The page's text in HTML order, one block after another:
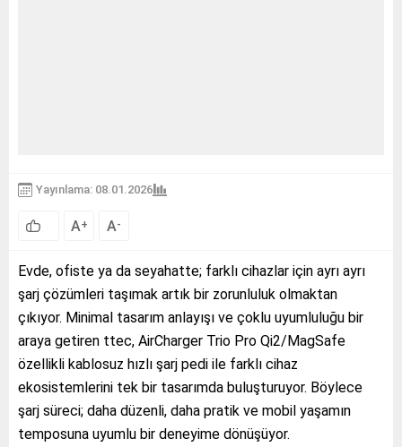
Yayınlama: 08.01.2026
A+ A-
Evde, ofiste ya da seyahatte; farklı cihazlar için ayrı ayrı
şarj çözümleri taşımak artık bir zorunluluk olmaktan
çıkıyor. Minimal tasarım anlayışı ve çoklu uyumluluğu bir
araya getiren ttec, AirCharger Trio Pro Qi2/MagSafe
özellikli kablosuz hızlı şarj pedi ile farklı cihaz
ekosistemlerini tek bir tasarımda buluşturuyor. Böylece
şarj süreci; daha düzenli, daha pratik ve mobil yaşamın
temposuna uyumlu bir deneyime dönüşüyor.